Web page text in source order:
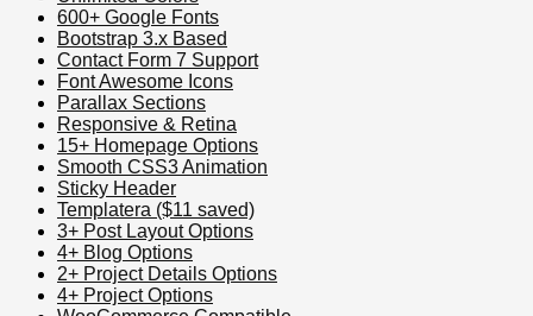
600+ Google Fonts
Bootstrap 3.x Based
Contact Form 7 Support
Font Awesome Icons
Parallax Sections
Responsive & Retina
15+ Homepage Options
Smooth CSS3 Animation
Sticky Header
Templatera ($11 saved)
3+ Post Layout Options
4+ Blog Options
2+ Project Details Options
4+ Project Options